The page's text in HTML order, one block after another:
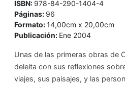
ISBN: 978-84-290-1404-4
Páginas: 96
Formato:14,00cm x 20,00cm
Publicación: Ene 2004
Unas de las primeras obras de
deleita con sus reflexiones
viajes, sus paisajes, y las